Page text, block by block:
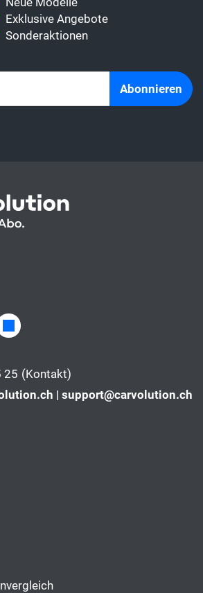
Exklusive Angebote
Sonderaktionen
Abonnieren
25 (Kontakt)
| support@carvolution.ch